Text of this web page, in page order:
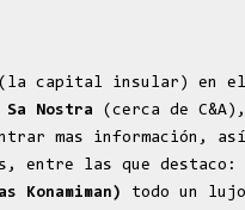
(la capital insular) en
Nostra (cerca de
mas información,
entre las que destaco:
Konamiman) todo un lujo